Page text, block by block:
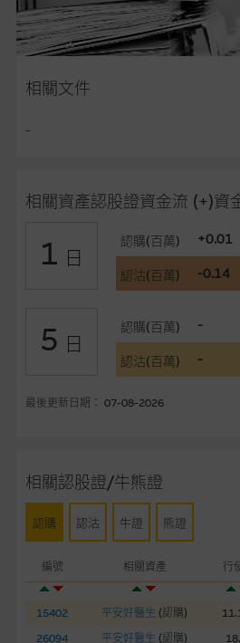
相關文件
-
相關資產認股證資金流 (+)資
1 日
認購(百萬) +0.01
認沽(百萬) -0.14
5 日
認購(百萬) -
認沽(百萬) -
最後更新日期： 07-08-2026
相關認股證/牛熊證
認購 認沽 牛證 熊證
編號 相關資產 行
15402 平安好醫生 (認購)
26094
平安好醫生 (認購)
及合時性負上責任，除非這是有關適用
定。
買或銷售任何證券、貸款或其他工具。
事、高層職員、僱員或代理人不作陳述
整、合時及準確，對任何因任何形式(
錯誤、失實、遺漏、或任何人士對網站
或損毀，亦一概不會承擔責任或債務。
本使用條款的所有方面均受香港法例管
與結構性產品有關的風險
結構性產品並無抵押品，如發行人無力
www.warrants.com.hk之上市文件以
備有強制贖回機制可能被提早終止，届
損失全部投資；而(ii)R類牛熊證之剩餘
網站連結
本網站或載有連接非由麥格理集團管理
純為方便閣下取得更多關於市場上相關